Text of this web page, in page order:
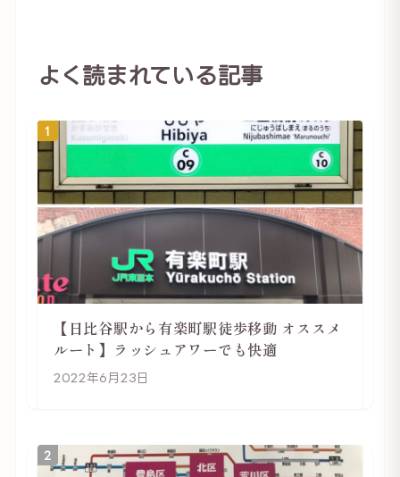
よく読まれている記事
1
【日比谷駅から有楽町駅徒歩移動 オススメ
ルート】ラッシュアワーでも快適
2022年6月23日
2